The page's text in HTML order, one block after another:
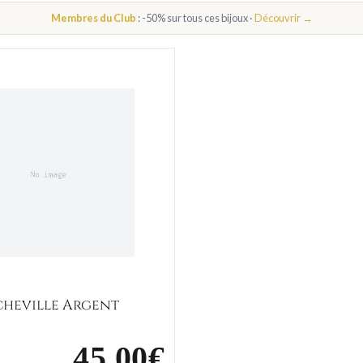
COLLIER COEUR FEMME
Membres du Club : -50% sur tous ces bijoux ·Découvrir →
Argent